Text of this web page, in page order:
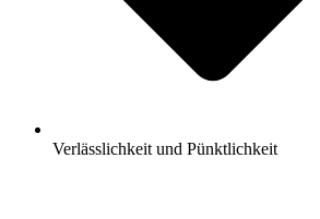
Verlässlichkeit und Pünktlichkeit